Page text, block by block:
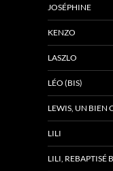
JOSÉPHINE
KENZO
LASZLO
LÉO (BIS)
LEWIS, UN BIEN
LILI
LILI, REBAPTISÉ